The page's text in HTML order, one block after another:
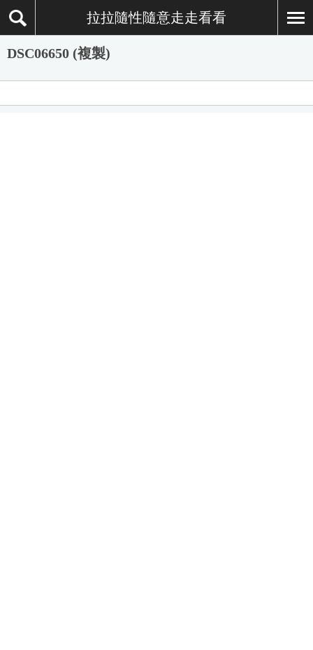
拉拉隨性隨意走走看看
DSC06650 (複製)